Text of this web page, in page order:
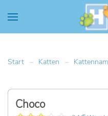
Start Katten
Choco